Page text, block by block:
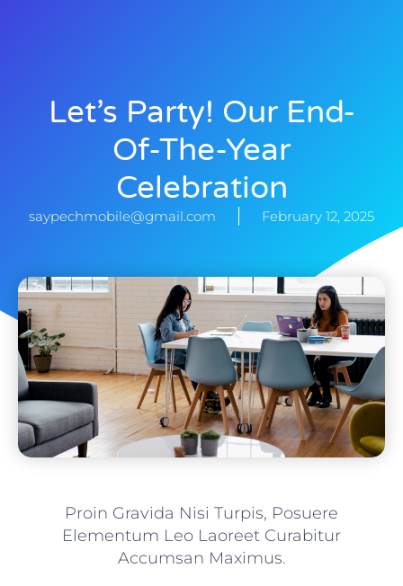
Let’s Party! Our End-
Of-The-Year
Celebration
saypechmobile@gmail.com February 12, 2025
Proin Gravida Nisi Turpis, Posuere
Elementum Leo Laoreet Curabitur
Accumsan Maximus.